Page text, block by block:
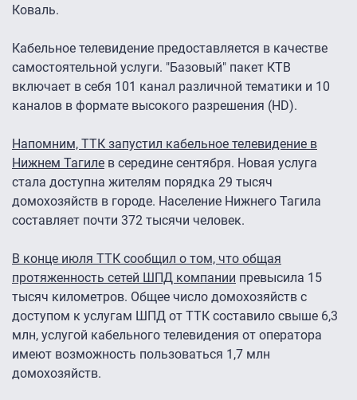
Коваль.
Кабельное телевидение предоставляется в качестве
самостоятельной услуги. "Базовый" пакет КТВ
включает в себя 101 канал различной тематики и 10
каналов в формате высокого разрешения (HD).
Напомним, ТТК запустил кабельное телевидение в
Нижнем Тагиле в середине сентября. Новая услуга
стала доступна жителям порядка 29 тысяч
домохозяйств в городе. Население Нижнего Тагила
составляет почти 372 тысячи человек.
В конце июля ТТК сообщил о том, что общая
протяженность сетей ШПД компании превысила 15
тысяч километров. Общее число домохозяйств с
доступом к услугам ШПД от ТТК составило свыше 6,3
млн, услугой кабельного телевидения от оператора
имеют возможность пользоваться 1,7 млн
домохозяйств.